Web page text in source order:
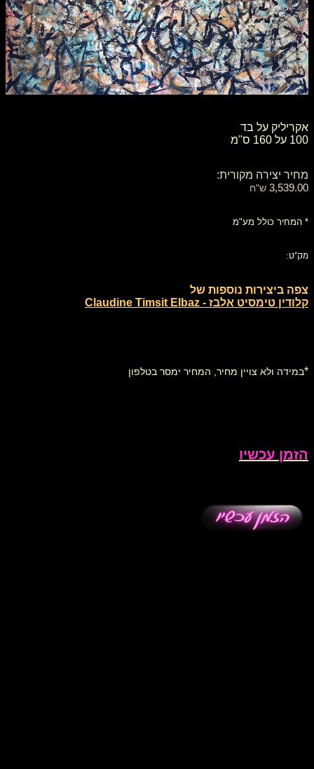
אקריליק על בד
100 על 160 ס"מ
מחיר יצירה מקורית:
3,539.00 ש"ח
* המחיר כולל מע"מ
מק"ט:
צפה ביצירות נוספות של
קלודין טימסיט אלבז - Claudine Timsit Elbaz
*במידה ולא צויין מחיר, המחיר ימסר בטלפון
הזמן עכשיו